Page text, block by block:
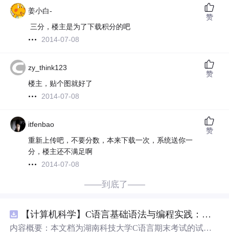
姜小白-
三分，楼主是为了下载积分的吧
2014-07-08
赞
zy_think123
楼主，贴个图就好了
2014-07-08
赞
itfenbao
重新上传吧，不要分数，本来下载一次，系统送你一
分，楼主还不满足啊
2014-07-08
赞
——到底了——
【计算机科学】C语言基础语法与编程实践：湖南科技大学期末考试核心知识点解析
内容概要：本文档为湖南科技大学C语言期末考试的试题